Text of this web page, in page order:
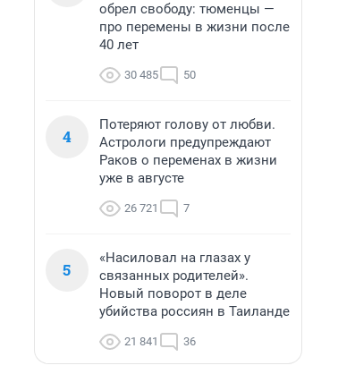
обрел свободу: тюменцы —
про перемены в жизни после
40 лет
30 485 50
4
Потеряют голову от любви.
Астрологи предупреждают
Раков о переменах в жизни
уже в августе
26 721 7
5
«Насиловал на глазах у
связанных родителей».
Новый поворот в деле
убийства россиян в Таиланде
21 841 36